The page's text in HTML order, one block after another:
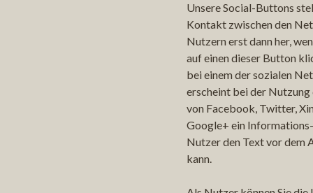
Unsere Social-Buttons
Kontakt zwischen den
Nutzern erst dann her,
auf einen dieser Button
bei einem der sozialen
erscheint bei der
von Facebook, Twitter,
Google+ ein
Nutzer den Text vor dem
kann.